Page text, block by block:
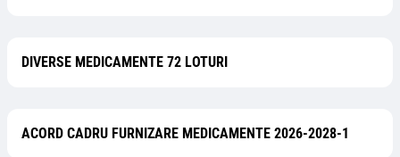
DIVERSE MEDICAMENTE 72 LOTURI
ACORD CADRU FURNIZARE MEDICAMENTE 2026-2028-1